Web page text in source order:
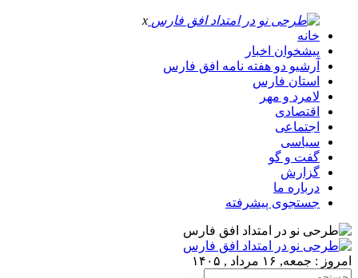
x
خانه
پیشخوان اخبار
آرشیو دو هفته نامه افق فارس
استان فارس
لامرد و مهر
اقتصادی
اجتماعی
سیاسی
گفت و گو
گزارش
درباره ما
جستجوی پیشرفته
امروز : جمعه, ۱۶ مرداد , ۱۴۰۵